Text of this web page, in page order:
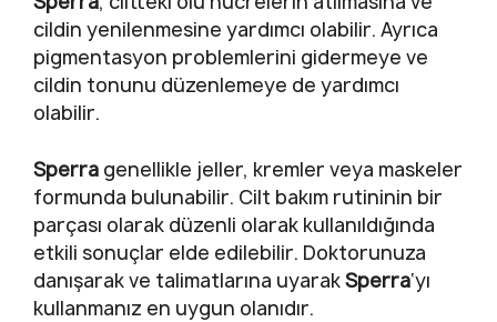
cildin yenilenmesine yardımcı olabilir. Ayrıca
pigmentasyon problemlerini gidermeye ve
cildin tonunu düzenlemeye de yardımcı
olabilir.
Sperra genellikle jeller, kremler veya maskeler
formunda bulunabilir. Cilt bakım rutininin bir
parçası olarak düzenli olarak kullanıldığında
etkili sonuçlar elde edilebilir. Doktorunuza
danışarak ve talimatlarına uyarakSperra‘yı
kullanmanız en uygun olanıdır.